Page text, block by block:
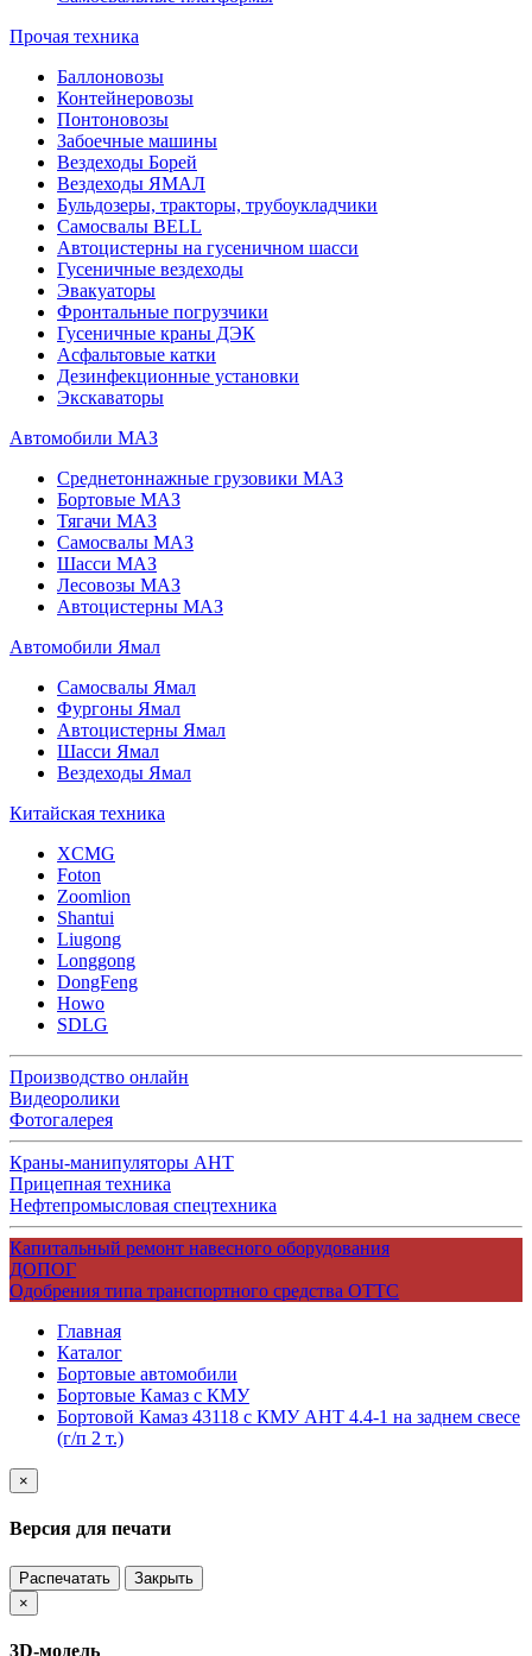
Прочая техника
Баллоновозы
Контейнеровозы
Понтоновозы
Забоечные машины
Вездеходы Борей
Вездеходы ЯМАЛ
Бульдозеры, тракторы, трубоукладчики
Самосвалы BELL
Автоцистерны на гусеничном шасси
Гусеничные вездеходы
Эвакуаторы
Фронтальные погрузчики
Гусеничные краны ДЭК
Асфальтовые катки
Дезинфекционные установки
Экскаваторы
Автомобили МАЗ
Среднетоннажные грузовики МАЗ
Бортовые МАЗ
Тягачи МАЗ
Самосвалы МАЗ
Шасси МАЗ
Лесовозы МАЗ
Автоцистерны МАЗ
Автомобили Ямал
Самосвалы Ямал
Фургоны Ямал
Автоцистерны Ямал
Шасси Ямал
Вездеходы Ямал
Китайская техника
XCMG
Foton
Zoomlion
Shantui
Liugong
Longgong
DongFeng
Howo
SDLG
Производство онлайн
Видеоролики
Фотогалерея
Краны-манипуляторы АНТ
Прицепная техника
Нефтепромысловая спецтехника
Капитальный ремонт навесного оборудования
ДОПОГ
Одобрения типа транспортного средства ОТТС
Главная
Каталог
Бортовые автомобили
Бортовые Камаз с КМУ
Бортовой Камаз 43118 с КМУ АНТ 4.4-1 на заднем свесе
(г/п 2 т.)
×
Версия для печати
Распечатать
Закрыть
×
3D-модель